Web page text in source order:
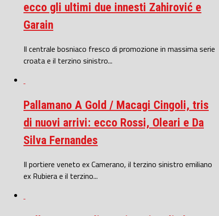
ecco gli ultimi due innesti Zahirović e
Garain
Il centrale bosniaco fresco di promozione in massima serie
croata e il terzino sinistro...
Pallamano A Gold / Macagi Cingoli, tris
di nuovi arrivi: ecco Rossi, Oleari e Da
Silva Fernandes
Il portiere veneto ex Camerano, il terzino sinistro emiliano
ex Rubiera e il terzino...